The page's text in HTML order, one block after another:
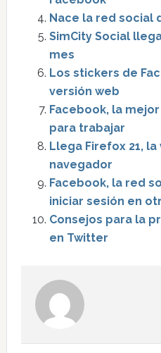
Nace la red social
SimCity Social
mes
Los stickers de
versión web
Facebook, la
para trabajar
Llega Firefox 21,
navegador
Facebook, la red
iniciar sesión en
Consejos para la
en Twitter